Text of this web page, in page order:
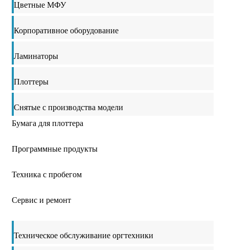
Цветные МФУ
Корпоративное оборудование
Ламинаторы
Плоттеры
Снятые с производства модели
Бумага для плоттера
Программные продукты
Техника с пробегом
Сервис и ремонт
Техническое обслуживание оргтехники